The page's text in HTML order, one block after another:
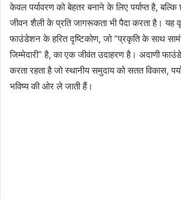
केवल पर्यावरण को बेहतर बनाने के लिए पर्याप्त है,
जीवन शैली के प्रति जागरूकता भी पैदा करता है। यह
फाउंडेशन के हरित दृष्टिकोण, जो “प्रकृति के साथ
जिम्मेदारी” है, का एक जीवंत उदाहरण है। अदाणी
करता रहता है जो स्थानीय समुदाय को सतत विकास,
भविष्य की ओर ले जाती हैं।